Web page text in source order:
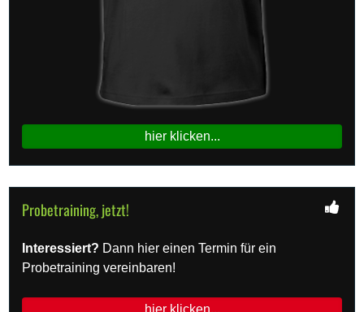
hier klicken...
Probetraining, jetzt!
Interessiert? Dann hier einen Termin für ein
Probetraining vereinbaren!
hier klicken...